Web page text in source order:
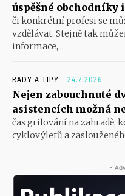
úspěšné obchodníky
či konkrétní profesi se
vzdělávat. Stejně tak
informace,...
RADY A TIPY 24.7.2026
Nejen zabouchnuté
asistencích možná
čas grilování na zahradě,
cyklovýletů a
-